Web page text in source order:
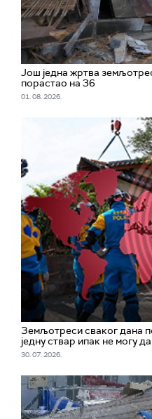
Још једна жртва
порастао на 36
01. 08. 2026.
Земљотреси сваког дана
једну ствар ипак не могу
30. 07. 2026.